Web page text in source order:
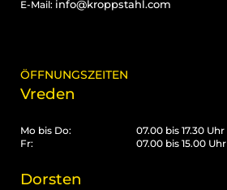
E-Mail: info@kroppstahl.com
ÖFFNUNGSZEITEN
Vreden
Mo bis Do:
Fr:
07.00 bis 17.30 Uhr
07.00 bis 15.00 Uhr
Dorsten